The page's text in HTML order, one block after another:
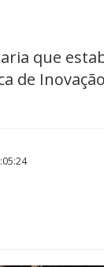
que
de